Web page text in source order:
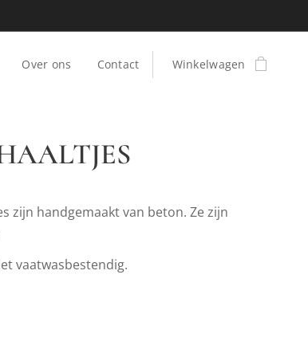
Over ons Contact Winkelwagen
zijn handgemaakt van beton. Ze zijn
vaatwasbestendig.